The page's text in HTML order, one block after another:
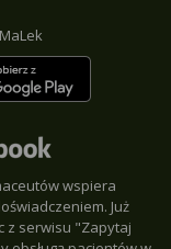
wspiera
Już
z serwisu "Zapytaj